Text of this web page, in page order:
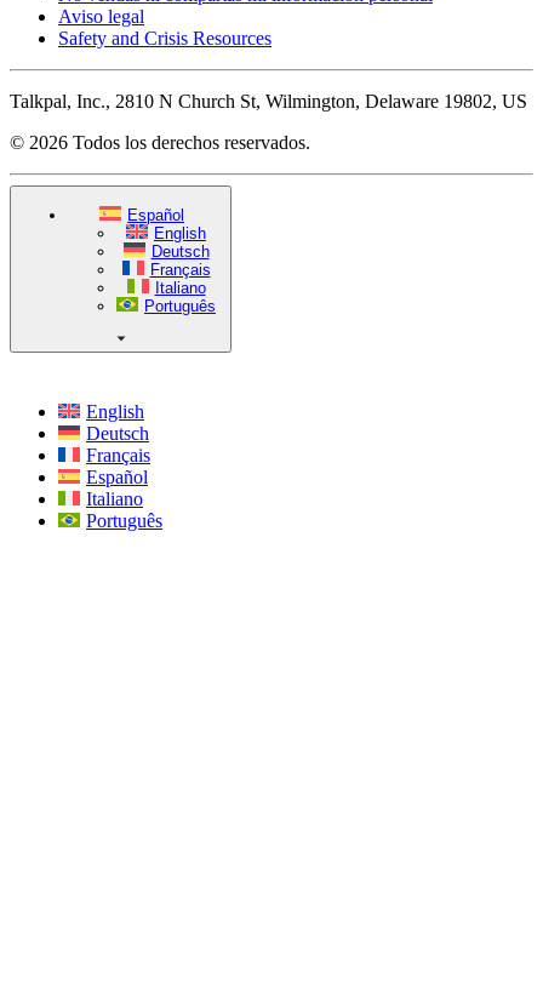
Aviso legal
Safety and Crisis Resources
Talkpal, Inc., 2810 N Church St, Wilmington, Delaware 19802, US
© 2026 Todos los derechos reservados.
Español
English
Deutsch
Français
Italiano
Português
English
Deutsch
Français
Español
Italiano
Português